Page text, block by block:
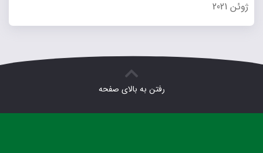
ژوئن 2021
رفتن به بالای صفحه